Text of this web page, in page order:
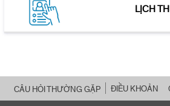
LỊCH
CÂU HỎI THƯỜNG GẶP ĐIỀU KHOẢN